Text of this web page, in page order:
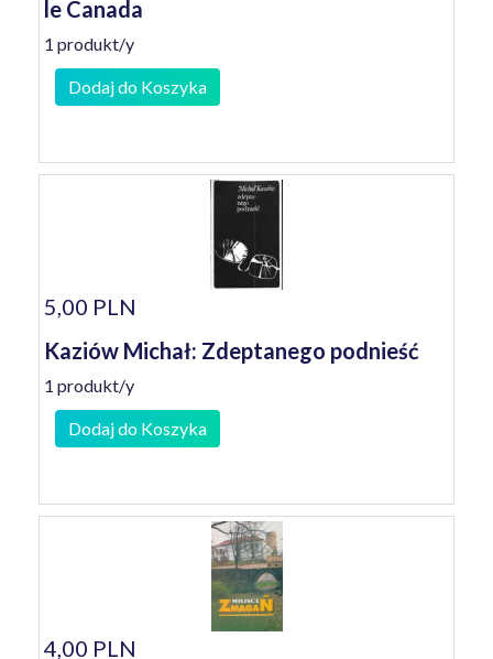
le Canada
1 produkt/y
Dodaj do Koszyka
5,00 PLN
Kaziów Michał: Zdeptanego podnieść
1 produkt/y
Dodaj do Koszyka
4,00 PLN